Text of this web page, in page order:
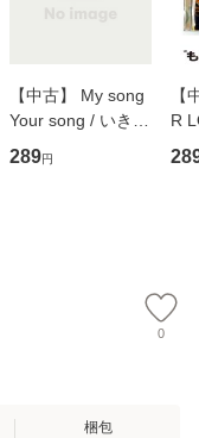
【中古】 My song
Your song / いきも
のがかり / [CD]
【メール便送料無
289円
【
R
産
0
梱包